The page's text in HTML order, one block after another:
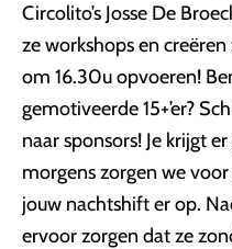
Circolito’s Josse De
ze workshops en
om 16.30u opvoeren!
gemotiveerde 15+’er?
naar sponsors! Je krijgt
morgens zorgen we
jouw nachtshift er op.
ervoor zorgen dat ze